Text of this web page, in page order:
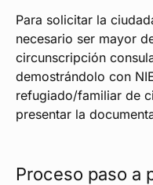
Para solicitar la
necesario ser mayor
circunscripción
demostrándolo con
refugiado/familiar de
presentar la
Proceso paso a